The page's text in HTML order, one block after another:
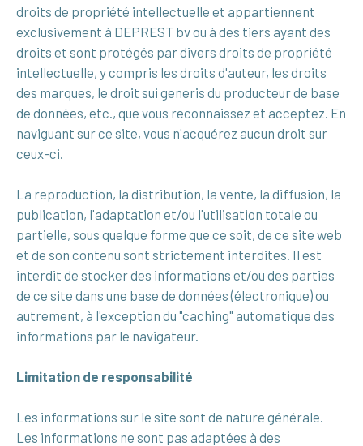
droits de propriété intellectuelle et appartiennent
exclusivement à DEPREST bv ou à des tiers ayant des
droits et sont protégés par divers droits de propriété
intellectuelle, y compris les droits d'auteur, les droits
des marques, le droit sui generis du producteur de base
de données, etc., que vous reconnaissez et acceptez. En
naviguant sur ce site, vous n'acquérez aucun droit sur
ceux-ci.
La reproduction, la distribution, la vente, la diffusion, la
publication, l'adaptation et/ou l'utilisation totale ou
partielle, sous quelque forme que ce soit, de ce site web
et de son contenu sont strictement interdites. Il est
interdit de stocker des informations et/ou des parties
de ce site dans une base de données (électronique) ou
autrement, à l'exception du "caching" automatique des
informations par le navigateur.
Limitation de responsabilité
Les informations sur le site sont de nature générale.
Les informations ne sont pas adaptées à des